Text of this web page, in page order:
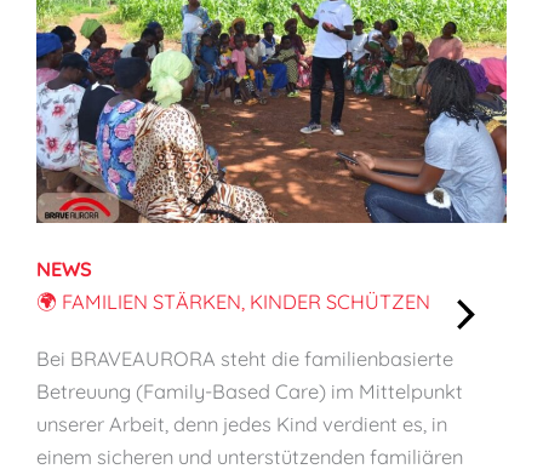
NEWS
🌍 FAMILIEN STÄRKEN, KINDER SCHÜTZEN
Bei BRAVEAURORA steht die familienbasierte
Betreuung (Family-Based Care) im Mittelpunkt
unserer Arbeit, denn jedes Kind verdient es, in
einem sicheren und unterstützenden familiären